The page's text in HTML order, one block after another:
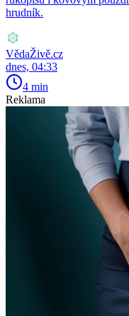
hrudník.
VědaŽivě.cz
dnes, 04:33
4 min
Reklama